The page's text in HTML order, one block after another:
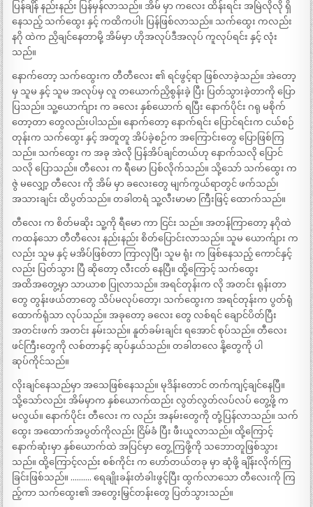
ပြန်ချိန် နည်းနည်း ပြန်မှန်လာသည်။ အိမ် မှာ ကလေး ထိန်းရင်း အမြဲလိုလို ရှိ
နေသည့် သက်ထွေး နှင့် ကထိကပါး ပြန်ဖြစ်လာသည်။ သက်ထွေး ကလည်း
နဂို ထဲက ညှိချင်နေတာမို့ အိမ်မှာ ဟိုအလုပ်ဒီအလုပ် ကူလုပ်ရင်း နှင့် လုံး
သည်။
နောက်တော့ သက်ထွေးက တီတီလေး ၏ ရင်ဖွင့်ရာ ဖြစ်လာခဲ့သည်။ အဲတော့
မှ သူမ နှင့် သူမ အလုပ်မှ လူ တယောက်ညှိစွန်းခဲ့ ပြီး ပြတ်သွားခဲ့တာကို ပြော
ပြသည်။ သူ့ယောက်ျား က ခလေး နှစ်ယောက် ရပြီး နောက်ပိုင်း ဂရု မစိုက်
တော့တာ တွေလည်းပါသည်။ နောက်တော့ နောက်ရင်း ပြောင်ရင်းက ငယ်စဉ်
တုန်းက သက်ထွေး နှင့် အတူတူ အိပ်ခဲ့စဉ်က အကြောင်းတွေ ပြောဖြစ်ကြ
သည်။ သက်ထွေး က အခု အဲလို ပြန်အိပ်ချင်တယ်ဟု နောက်သလို ပြောင်
သလို ပြောသည်။ တီလေး က ရီမော ပြစ်လိုက်သည်။ သို့သော် သက်ထွေး က
ဇွဲ မလျှော့ တီလေး ကို အိမ် မှာ ခလေးတွေ မျက်ကွယ်ရာတွင် ဖက်သည်၊
အသားချင်း ထိပွတ်သည်။ တခါတရံ သူ့လီးမာမာ ကြီးဖြင့် ထောက်သည်။
တီလေး က စိတ်မဆိုး သူ့ကို ရီမော ကာ ငြင်း သည်။ အတန်ကြာတော့ နဂိုထဲ
ကထန်သော တီတီလေး နည်းနည်း စိတ်ပြောင်းလာသည်။ သူမ ယောက်ျား က
လည်း သူမ နှင့် မအိပ်ဖြစ်တာ ကြာလှပြီ၊ သူမ ရုံး က ဖြစ်နေသည့် ကောင်နှင့်
လည်း ပြတ်သွား ပြီ ဆိုတော့ လီးငတ် နေပြီ။ ထို့ကြောင့် သက်ထွေး
အထိအတွေ့မှာ သာယာစ ပြုလာသည်။ အရင်တုန်းက လို အတင်း ရုန်းတာ
တွေ တွန်းဖယ်တာတွေ သိပ်မလုပ်တော့၊ သက်ထွေးက အရင်တုန်းက ပွတ်ရုံ
ထောက်ရုံသာ လုပ်သည်။ အခုတော့ ခလေး တွေ လစ်ရင် ချောင်ပိတ်ပြီး
အတင်းဖက် အတင်း နမ်းသည်။ နူတ်ခမ်းချင်း ရအောင် စုပ်သည်။ တီလေး
ဖင်ကြီးတွေကို လစ်တာနှင့် ဆုပ်နှယ်သည်။ တခါတလေ နို့တွေကို ပါ
ဆုပ်ကိုင်သည်။
လိုးချင်နေသည်မှာ အသေဖြစ်နေသည်။ မုဒိန်းတောင် တက်ကျင့်ချင်နေပြီ။
သို့သော်လည်း အိမ်မှာက နှစ်ယောက်ထည်း လွတ်လွတ်လပ်လပ် တွေ့ဖို့ က
မလွယ်။ နောက်ပိုင်း တီလေး က လည်း အနမ်းတွေကို တုံ့ပြန်လာသည်။ သက်
ထွေး အထောက်အပွတ်ကိုလည်း ငြိမ်ခံ ပြီး ဖီးယူလာသည်။ ထို့ကြောင့်
နောက်ဆုံးမှာ နှစ်ယောက်ထဲ အပြင်မှာ တွေ့ကြဖို့ကို သဘောတူဖြစ်သွား
သည်။ ထို့ကြောင့်လည်း စစ်ကိုင်း က ဟော်တယ်တခု မှာ ဆုံဖို့ ချိန်းလိုက်ကြ
ခြင်းဖြစ်သည်။ ………. ရေချိုးခန်းတံခါးဖွင့်ပြီး ထွက်လာသော တီလေးကို ကြ
ည့်ကာ သက်ထွေး၏ အတွေးမြှင်တန်းတွေ ပြတ်သွားသည်။